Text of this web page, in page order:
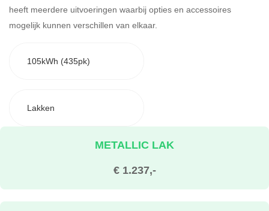
heeft meerdere uitvoeringen waarbij opties en accessoires
mogelijk kunnen verschillen van elkaar.
105kWh (435pk)
Lakken
€ 1.237,-
METALLIC LAK